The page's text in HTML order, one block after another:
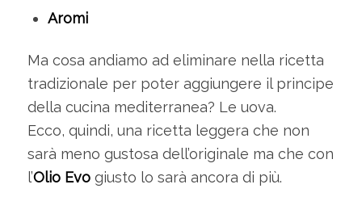
Aromi
Ma cosa andiamo ad eliminare nella ricetta
tradizionale per poter aggiungere il principe
della cucina mediterranea? Le uova.
Ecco, quindi, una ricetta leggera che non
sarà meno gustosa dell’originale ma che con
l’Olio Evogiusto lo sarà ancora di più.